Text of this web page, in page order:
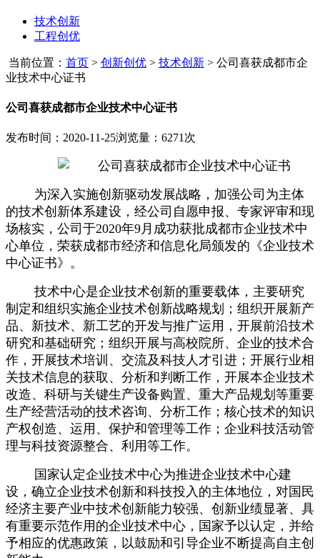
技术创新
工程创优
当前位置： 首页 > 创新创优 > 技术创新 > 公司喜获成都市企
业技术中心证书
公司喜获成都市企业技术中心证书
发布时间：2020-11-25浏览量：6271次
为深入实施创新驱动发展战略，加强公司为主体
的技术创新体系建设，经公司自愿申报、专家评审和现
场核实，公司于2020年9月成功获批成都市企业技术中
心单位，荣获成都市经济和信息化局颁发的《企业技术
中心证书》。
技术中心是企业技术创新的重要载体，主要研究
制定和组织实施企业技术创新战略规划；组织开展新产
品、新技术、新工艺的开发与推广运用，开展前沿技术
研究和基础研究；组织开展与高校院所、企业的技术合
作，开展技术培训、交流及科技人才引进；开展行业相
关技术信息的获取、分析和判断工作，开展本企业技术
改造、科研与关键生产设备购置、重大产品规划等重要
生产经营活动的技术咨询、分析工作；核心技术的知识
产权创造、运用、保护和管理等工作；企业科技活动管
理与科技资源整合、利用等工作。
国家认定企业技术中心为推进企业技术中心建
设，确立企业技术创新和科技投入的主体地位，对国民
经济主要产业中技术创新能力较强、创新业绩显著、具
有重要示范作用的企业技术中心，国家予以认定，并给
予相应的优惠政策，以鼓励和引导企业不断提高自主创